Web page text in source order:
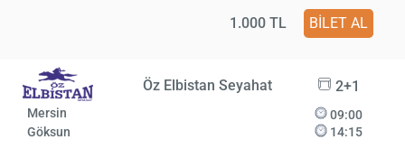
1.000 TL BİLET AL
Öz Elbistan Seyahat 2+1
Mersin
Göksun
09:00
14:15